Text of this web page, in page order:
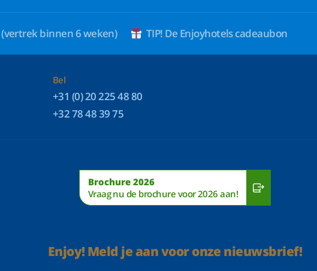
(vertrek binnen 6 weken) TIP! De Enjoyhotels cadeaubon
Bel
+31 (0) 20 225 48 80
+32 78 48 39 75
Brochure 2026
Vraag nu de brochure voor 2026 aan!
Enjoy! Meld je aan voor onze nieuwsbrief!